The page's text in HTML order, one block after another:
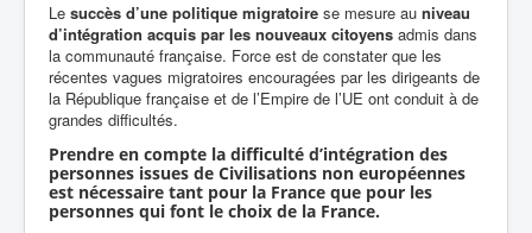
Le succès d’une politique migratoire se mesure au niveau
d’intégration acquis par les nouveaux citoyens admis dans
la communauté française. Force est de constater que les
récentes vagues migratoires encouragées par les dirigeants de
la République française et de l’Empire de l’UE ont conduit à de
grandes difficultés.
Prendre en compte la difficulté d’intégration des
personnes issues de Civilisations non européennes
est nécessaire tant pour la France que pour les
personnes qui font le choix de la France.